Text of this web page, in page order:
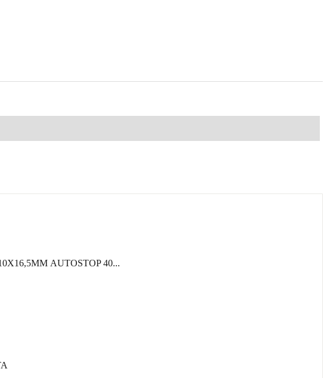
AUTOSTOP 40...